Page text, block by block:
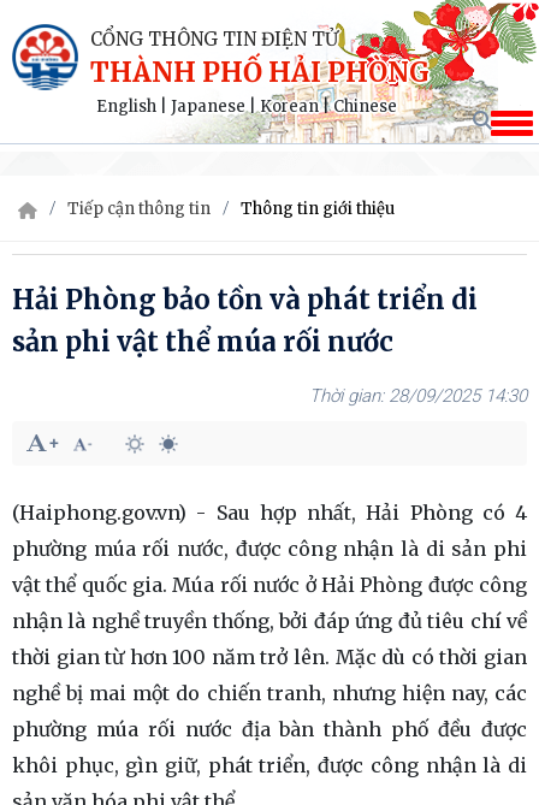
CỔNG THÔNG TIN ĐIỆN TỬ
THÀNH PHỐ HẢI PHÒNG
English Japanese|Korean|Chinese
Tiếp cận thông tin Thông tin giới thiệu
Hải Phòng bảo tồn và phát triển di
sản phi vật thể múa rối nước
28/09/2025 14:30
(Haiphong.gov.vn) - Sau hợp nhất, Hải Phòng có 4
phường múa rối nước, được công nhận là di sản phi
vật thể quốc gia. Múa rối nước ở Hải Phòng được công
nhận là nghề truyền thống, bởi đáp ứng đủ tiêu chí về
thời gian từ hơn 100 năm trở lên. Mặc dù có thời gian
nghề bị mai một do chiến tranh, nhưng hiện nay, các
phường múa rối nước địa bàn thành phố đều được
khôi phục, gìn giữ, phát triển, được công nhận là di